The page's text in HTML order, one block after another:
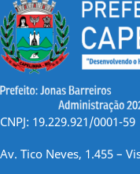
CNPJ: 19.229.921/0001-59
Av. Tico Neves, 1.455 –